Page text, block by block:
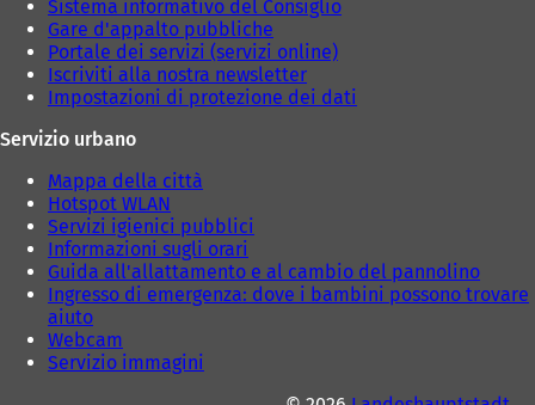
a
Sistema informativo del Consiglio
Gare d'appalto pubbliche
Portale dei servizi (servizi online)
Iscriviti alla nostra newsletter
Impostazioni di protezione dei dati
Servizio urbano
Mappa della città
Hotspot WLAN
Servizi igienici pubblici
Informazioni sugli orari
Guida all'allattamento e al cambio del pannolino
Ingresso di emergenza: dove i bambini possono trovare
aiuto
Webcam
Servizio immagini